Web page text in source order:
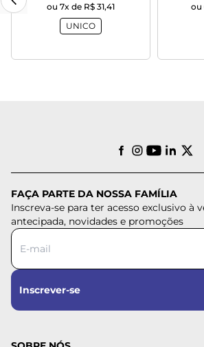
ou 7x de R$ 31,41
UNICO
ou
FAÇA PARTE DA NOSSA FAMÍLIA
Inscreva-se para ter acesso exclusivo à
antecipada, novidades e promoções
Inscrever-se